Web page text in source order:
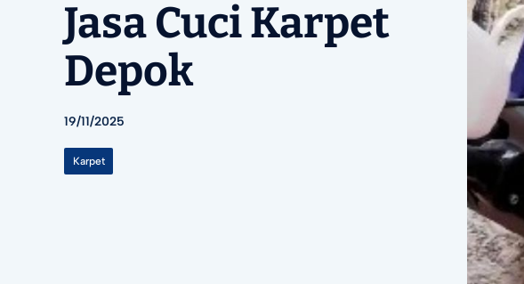
Jasa Cuci Karpet
Depok
19/11/2025
Karpet